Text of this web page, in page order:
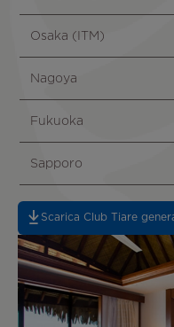
Osaka (ITM)
Nagoya
Fukuoka
Sapporo
Scarica Club Tiare